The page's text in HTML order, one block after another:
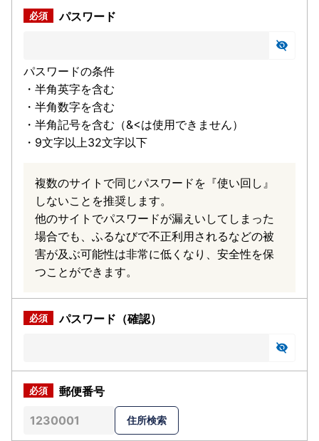
パスワード
パスワードの条件
・半角英字を含む
・半角数字を含む
・半角記号を含む（&<は使用できません）
・9文字以上32文字以下
複数のサイトで同じパスワードを『使い回し』
しないことを推奨します。
他のサイトでパスワードが漏えいしてしまった
場合でも、ふるなびで不正利用されるなどの被
害が及ぶ可能性は非常に低くなり、安全性を保
つことができます。
パスワード（確認）
郵便番号